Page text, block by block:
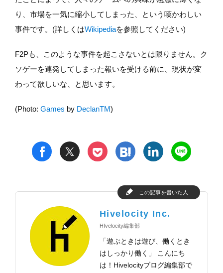
り、市場を一気に縮小してしまった、という嘆かわしい
事件です。(詳しくはWikipediaを参照してください)
F2Pも、このような事件を起こさないとは限りません。ク
ソゲーを連発してしまった報いを受ける前に、現状が変
わって欲しいな、と思います。
(Photo: Games by DeclanTM)
f t p h l n
この記事を書いた人
Hivelocity Inc.
HIvelocity編集部
「遊ぶときは遊び、働くとき
はしっかり働く」 こんにち
は！Hivelocityブログ編集部で